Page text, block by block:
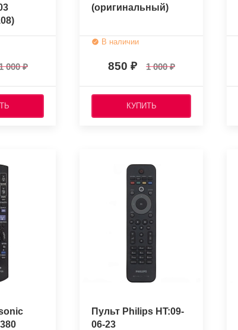
000
(оригинальный)
В наличии
850 1 000
КУПИТЬ
Пульт Philips HT:09-
06-23